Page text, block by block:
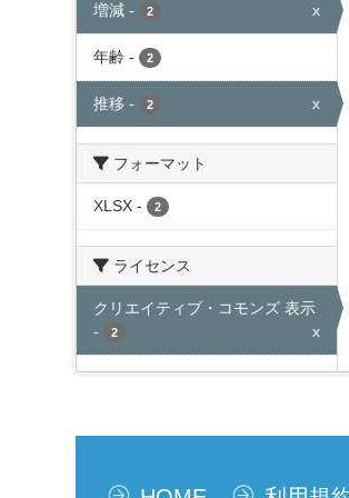
増減 - 2 x
年齢 - 2
推移 - 2 x
フォーマット
XLSX - 2
ライセンス
クリエイティブ・コモンズ 表示
-
2 x